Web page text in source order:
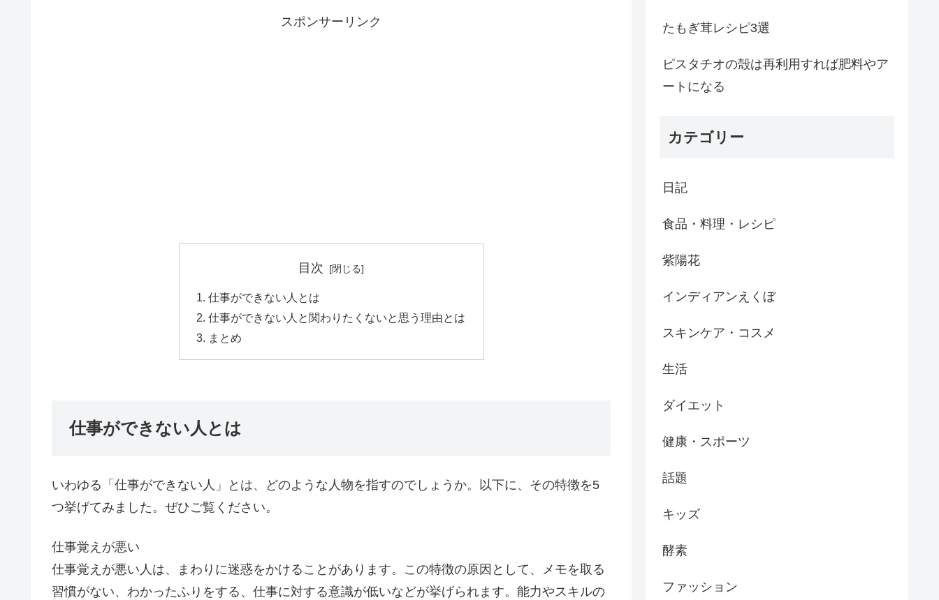
スポンサーリンク
目次
仕事ができない人とは
仕事ができない人と関わりたくないと思う理由とは
まとめ
仕事ができない人とは
いわゆる「仕事ができない人」とは、どのような人物を指すのでしょうか。以下に、その特徴を5
つ挙げてみました。ぜひご覧ください。
仕事覚えが悪い
仕事覚えが悪い人は、まわりに迷惑をかけることがあります。この特徴の原因として、メモを取る
習慣がない、わかったふりをする、仕事に対する意識が低いなどが挙げられます。能力やスキルの
たもぎ茸レシピ3選
ピスタチオの殻は再利用すれば肥料やア
ートになる
カテゴリー
日記
食品・料理・レシピ
紫陽花
インディアンえくぼ
スキンケア・コスメ
生活
ダイエット
健康・スポーツ
話題
キッズ
酵素
ファッション